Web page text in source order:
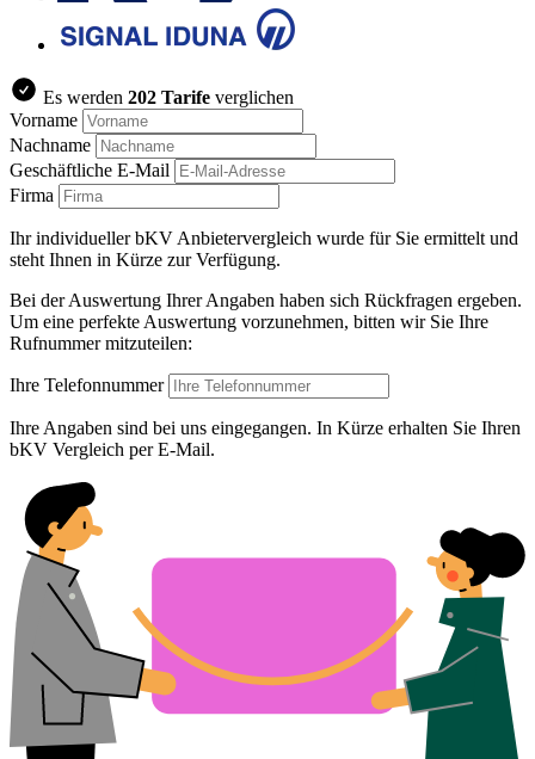
Es werden 202 Tarife verglichen
Vorname
Nachname
Geschäftliche E-Mail
Firma
Ihr individueller bKV Anbietervergleich wurde für Sie ermittelt und
steht Ihnen in Kürze zur Verfügung.
Bei der Auswertung Ihrer Angaben haben sich Rückfragen ergeben.
Um eine perfekte Auswertung vorzunehmen, bitten wir Sie Ihre
Rufnummer mitzuteilen:
Ihre Telefonnummer
Ihre Angaben sind bei uns eingegangen. In Kürze erhalten Sie Ihren
bKV Vergleich per E-Mail.